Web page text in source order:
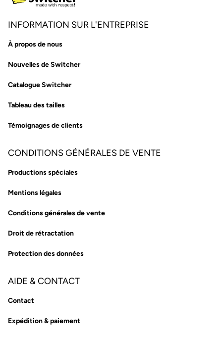
INFORMATION SUR L'ENTREPRISE
À propos de nous
Nouvelles de Switcher
Catalogue Switcher
Tableau des tailles
Témoignages de clients
CONDITIONS GÉNÉRALES DE VENTE
Productions spéciales
Mentions légales
Conditions générales de vente
Droit de rétractation
Protection des données
AIDE & CONTACT
Contact
Expédition & paiement